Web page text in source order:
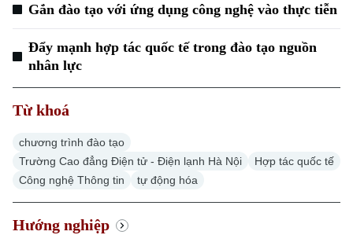
Xe máy
Thị trường
Tuyển sinh
Hướng nghiệp
Làng nghề
Y tế
Dinh dưỡng
Tư vấn sức khỏe
Thể thao
Bóng đá
Quần vợt
Golf
Giải trí
Tin tức
Điện ảnh
Đã phát sóng
Gắn đào tạo với ứng dụng công nghệ vào thực tiễn
Đẩy mạnh hợp tác quốc tế trong đào tạo nguồn
nhân lực
Từ khoá
chương trình đào tạo
Trường Cao đẳng Điện tử - Điện lạnh Hà Nội
Hợp tác quốc tế
Công nghệ Thông tin
tự động hóa
Hướng nghiệp